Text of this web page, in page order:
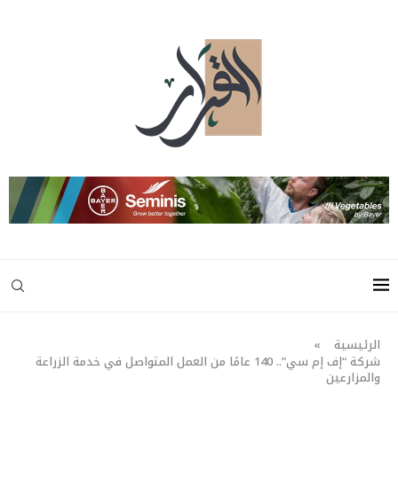
الرئيسية »
شركة “إف إم سي”.. 140 عامًا من العمل المتواصل في خدمة الزراعة
والمزارعين